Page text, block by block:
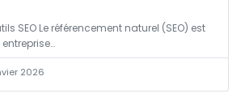
SEO Le référencement naturel (SEO) est
2026